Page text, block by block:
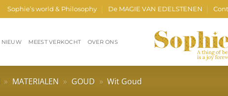
Sophie’s world & Philosophy De MAGIE VAN EDELSTENEN
NIEUW MEEST VERKOCHT OVER ONS
» MATERIALEN » GOUD » Wit Goud